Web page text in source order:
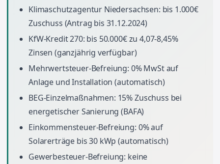
Klimaschutzagentur Niedersachsen: bis 1.000€
Zuschuss (Antrag bis 31.12.2024)
KfW-Kredit 270: bis 50.000€ zu 4,07-8,45%
Zinsen (ganzjährig verfügbar)
Mehrwertsteuer-Befreiung: 0% MwSt auf
Anlage und Installation (automatisch)
BEG-Einzelmaßnahmen: 15% Zuschuss bei
energetischer Sanierung (BAFA)
Einkommensteuer-Befreiung: 0% auf
Solarerträge bis 30 kWp (automatisch)
Gewerbesteuer-Befreiung: keine